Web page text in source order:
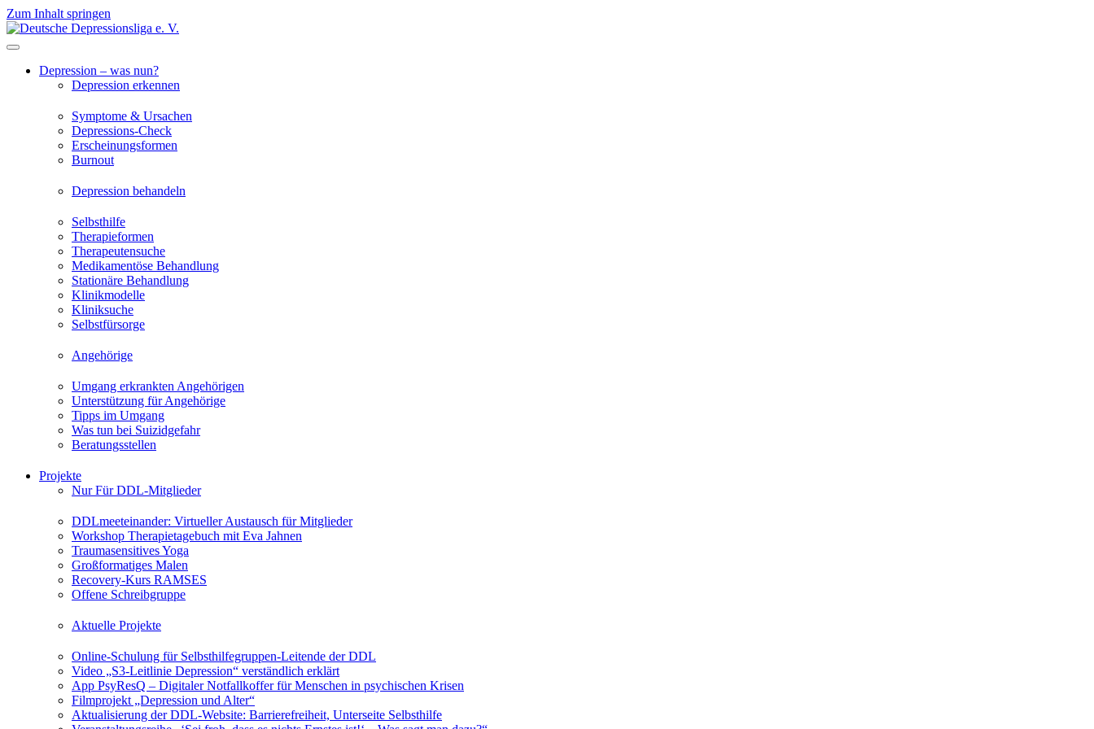
Zum Inhalt springen
Depression – was nun?
Depression erkennen
Symptome & Ursachen
Depressions-Check
Erscheinungsformen
Burnout
Depression behandeln
Selbsthilfe
Therapieformen
Therapeutensuche
Medikamentöse Behandlung
Stationäre Behandlung
Klinikmodelle
Kliniksuche
Selbstfürsorge
Angehörige
Umgang erkrankten Angehörigen
Unterstützung für Angehörige
Tipps im Umgang
Was tun bei Suizidgefahr
Beratungsstellen
Projekte
Nur Für DDL-Mitglieder
DDLmeeteinander: Virtueller Austausch für Mitglieder
Workshop Therapietagebuch mit Eva Jahnen
Traumasensitives Yoga
Großformatiges Malen
Recovery-Kurs RAMSES
Offene Schreibgruppe
Aktuelle Projekte
Online-Schulung für Selbsthilfegruppen-Leitende der DDL
Video „S3-Leitlinie Depression“ verständlich erklärt
App PsyResQ – Digitaler Notfallkoffer für Menschen in psychischen Krisen
Filmprojekt „Depression und Alter“
Aktualisierung der DDL-Website: Barrierefreiheit, Unterseite Selbsthilfe